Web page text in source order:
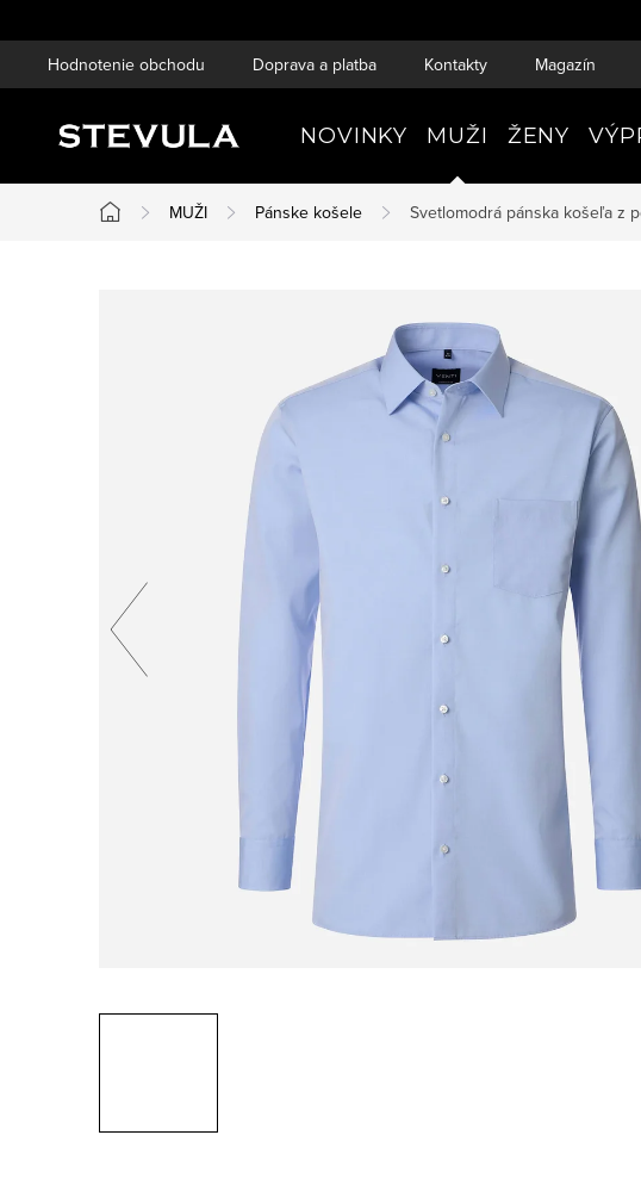
na
Hodnotenie obchodu Doprava a platba Kontakty Magazín
NOVINKY MUŽI ŽENY
Domov
MUŽI Pánske košele Svetlomodrá pánska košeľa z